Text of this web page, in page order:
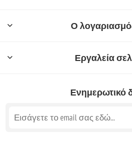
Ο
Εργαλεία
Ενημερωτικό